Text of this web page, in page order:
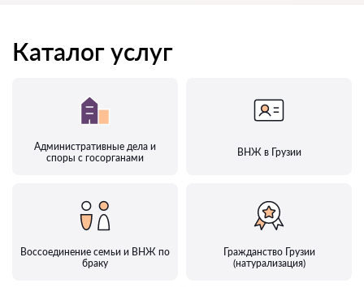
Каталог услуг
Административные дела и
споры с госорганами
ВНЖ в Грузии
Воссоединение семьи и ВНЖ по
браку
Гражданство Грузии
(натурализация)